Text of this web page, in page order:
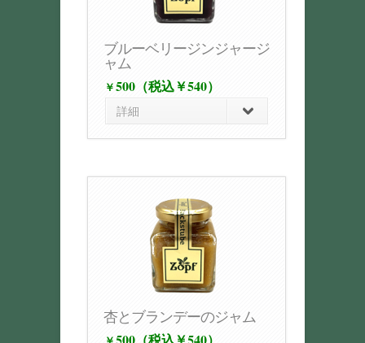
ブルーベリージンジャージ
ャム
￥500（税込￥540）
詳細
杏とブランデーのジャム